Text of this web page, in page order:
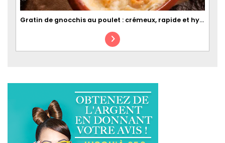
Gratin de gnocchis au poulet : crémeux, rapide et hyper réconfortant